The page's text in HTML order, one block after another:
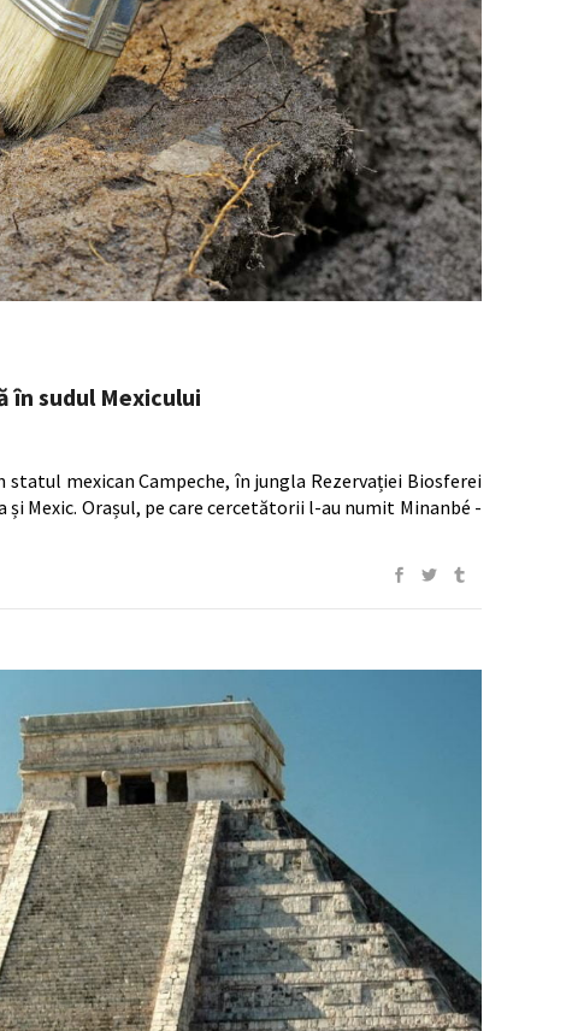
în sudul Mexicului
mexican Campeche, în jungla Rezervației Biosferei
și Mexic. Orașul, pe care cercetătorii l-au numit Minanbé -